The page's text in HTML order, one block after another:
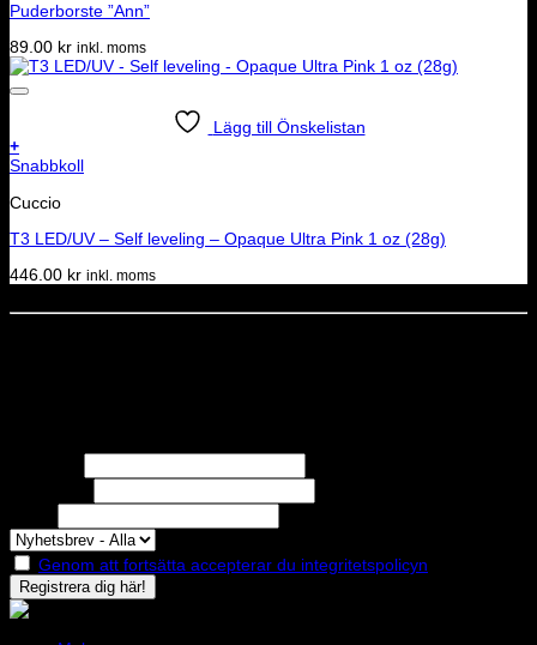
Puderborste ”Ann”
89.00 kr inkl. moms
Lägg till Önskelistan
+
Snabbkoll
Cuccio
T3 LED/UV – Self leveling – Opaque Ultra Pink 1 oz (28g)
446.00 kr inkl. moms
Genom att fortsätta accepterar du integritetspolicyn